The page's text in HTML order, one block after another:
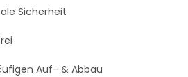
Sicherheit
Auf- & Abbau